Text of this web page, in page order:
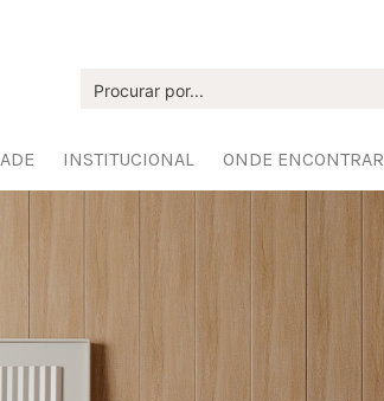
INSTITUCIONAL ONDE ENCONTRAR